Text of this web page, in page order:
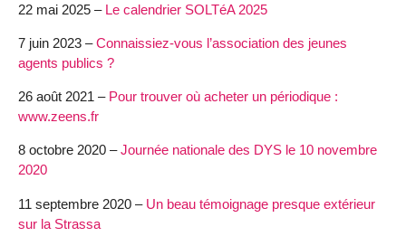
22 mai 2025 – Le calendrier SOLTéA 2025
7 juin 2023 –Connaissiez-vous l’association des jeunes
agents publics ?
26 août 2021 – Pour trouver où acheter un périodique :
www.zeens.fr
8 octobre 2020 –Journée nationale des DYS le 10 novembre
2020
11 septembre 2020 – Un beau témoignage presque extérieur
sur la Strassa